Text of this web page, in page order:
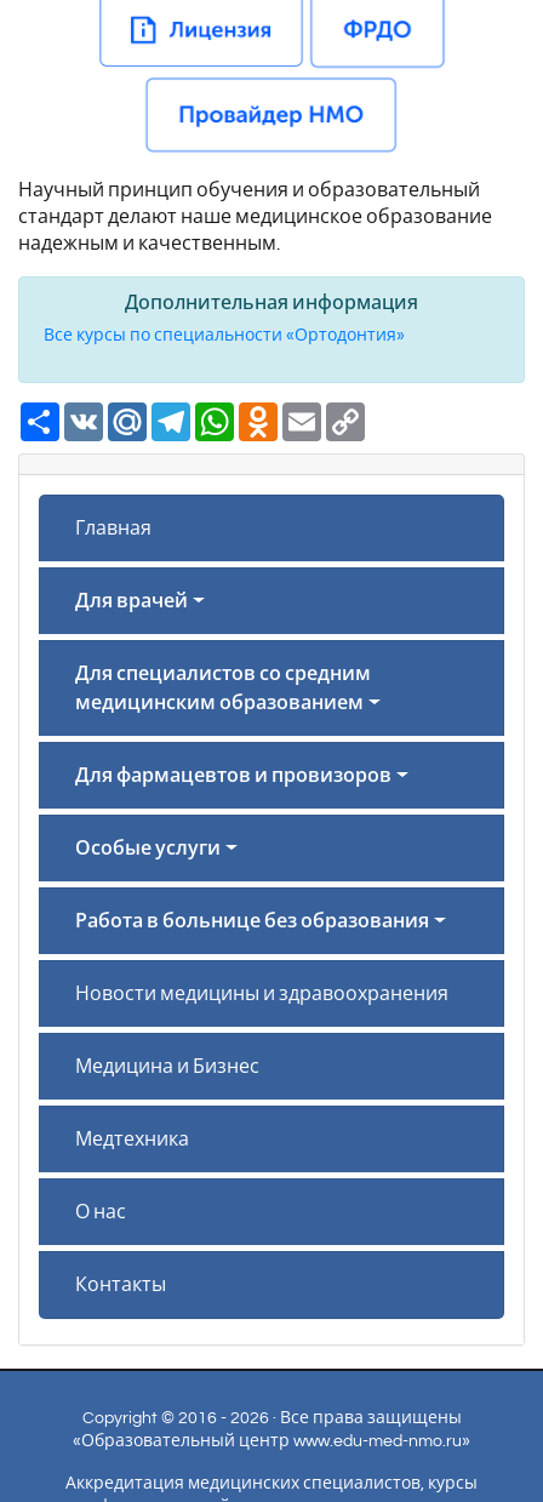
Научный принцип обучения и образовательный
стандарт делают наше медицинское образование
надежным и качественным.
Дополнительная информация
Все курсы по специальности «Ортодонтия»
РесурсVK Mail.Ru TelegramWhatsAppOdnoklassniki
Email
Главная
Для врачей
Для специалистов со средним
медицинским образованием
Для фармацевтов и провизоров
Особые услуги
Работа в больнице без образования
Новости медицины и здравоохранения
Медицина и Бизнес
Медтехника
О нас
Контакты
Copyright © 2016 - 2026 · Все права защищены
«Образовательный центр www.edu-med-nmo.ru»
Аккредитация медицинских специалистов, курсы